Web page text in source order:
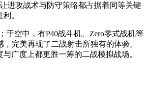
进攻战术与防守策略都占据着同等关键
。
于空中，有P40战斗机、Zero零式战机等
完美再现了二战射击所独有的体验。
广度上都更胜一筹的二战模拟战场。